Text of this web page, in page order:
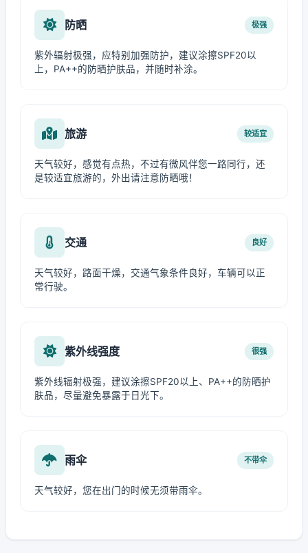
防晒 极强
紫外辐射极强，应特别加强防护，建议涂擦SPF20以
上，PA++的防晒护肤品，并随时补涂。
旅游 较适宜
天气较好，感觉有点热，不过有微风伴您一路同行，还
是较适宜旅游的，外出请注意防晒哦！
交通 良好
天气较好，路面干燥，交通气象条件良好，车辆可以正
常行驶。
紫外线强度 很强
紫外线辐射极强，建议涂擦SPF20以上、PA++的防晒护
肤品，尽量避免暴露于日光下。
雨伞 不带伞
天气较好，您在出门的时候无须带雨伞。